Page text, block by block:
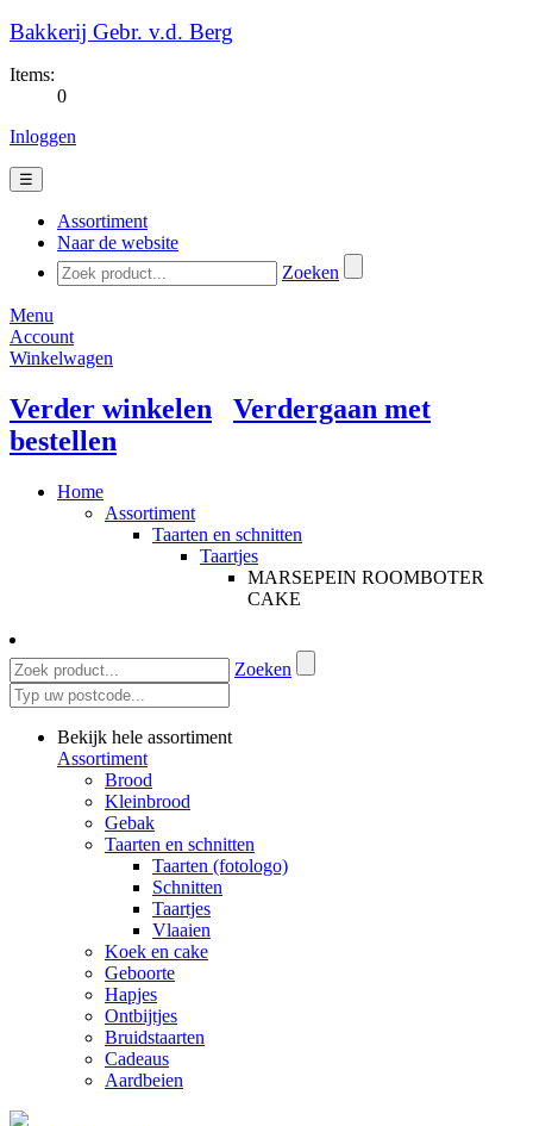
Bakkerij Gebr. v.d. Berg
Items:
0
Inloggen
☰
Assortiment
Naar de website
Zoeken
Menu
Account
Winkelwagen
Verder winkelen
Verdergaan met
bestellen
Home
Assortiment
Taarten en schnitten
Taartjes
MARSEPEIN ROOMBOTER
CAKE
Zoeken
Bekijk hele assortiment
Assortiment
Brood
Kleinbrood
Gebak
Taarten en schnitten
Taarten (fotologo)
Schnitten
Taartjes
Vlaaien
Koek en cake
Geboorte
Hapjes
Ontbijtjes
Bruidstaarten
Cadeaus
Aardbeien